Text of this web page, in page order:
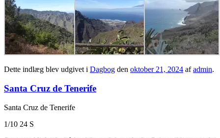
Dette indlæg blev udgivet i Dagbog den oktober 21, 2024 afadmin.
Santa Cruz de Tenerife
Santa Cruz de Tenerife
1/10 24 S